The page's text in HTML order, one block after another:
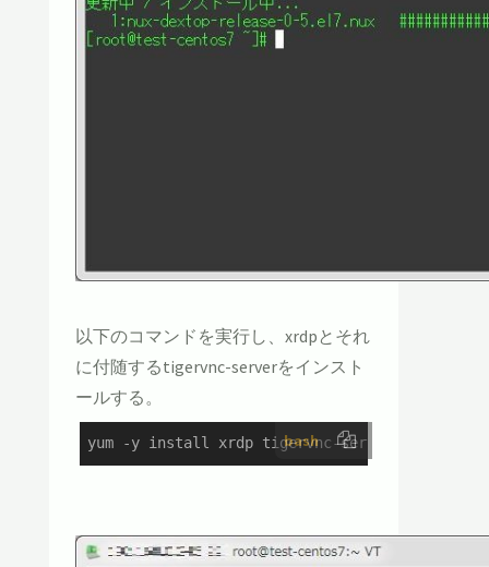
以下のコマンドを実行し、xrdpとそれ
に付随するtigervnc-serverをインスト
ールする。
bash
yum -y install xrdp tigervnc-server